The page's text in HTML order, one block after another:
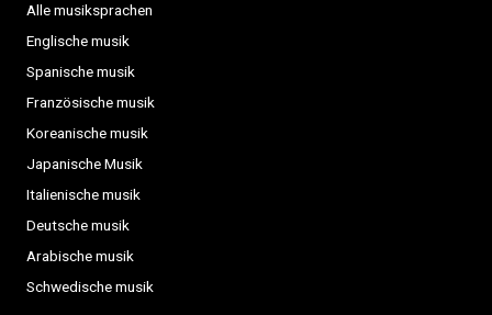
Alle musiksprachen
Englische musik
Spanische musik
Französische musik
Koreanische musik
Japanische Musik
Italienische musik
Deutsche musik
Arabische musik
Schwedische musik